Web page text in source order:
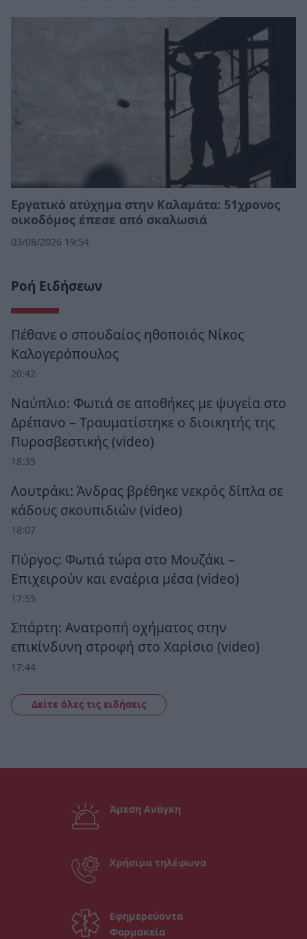
Εργατικό ατύχημα στην Καλαμάτα: 51χρονος
οικοδόμος έπεσε από σκαλωσιά
03/08/2026 19:54
Ροή Ειδήσεων
Πέθανε ο σπουδαίος ηθοποιός Νίκος
Καλογερόπουλος
20:42
Ναύπλιο: Φωτιά σε αποθήκες με ψυγεία στο
Δρέπανο – Τραυματίστηκε ο διοικητής της
Πυροσβεστικής (video)
18:35
Λουτράκι: Άνδρας βρέθηκε νεκρός δίπλα σε
κάδους σκουπιδιών (video)
18:07
Πύργος: Φωτιά τώρα στο Μουζάκι –
Επιχειρούν και εναέρια μέσα (video)
17:55
Σπάρτη: Ανατροπή οχήματος στην
επικίνδυνη στροφή στο Χαρίσιο (video)
17:44
Δείτε όλες τις ειδήσεις
Άμεση Ανάγκη
Χρήσιμα τηλέφωνα
Εφημερεύοντα
Φαρμακεία